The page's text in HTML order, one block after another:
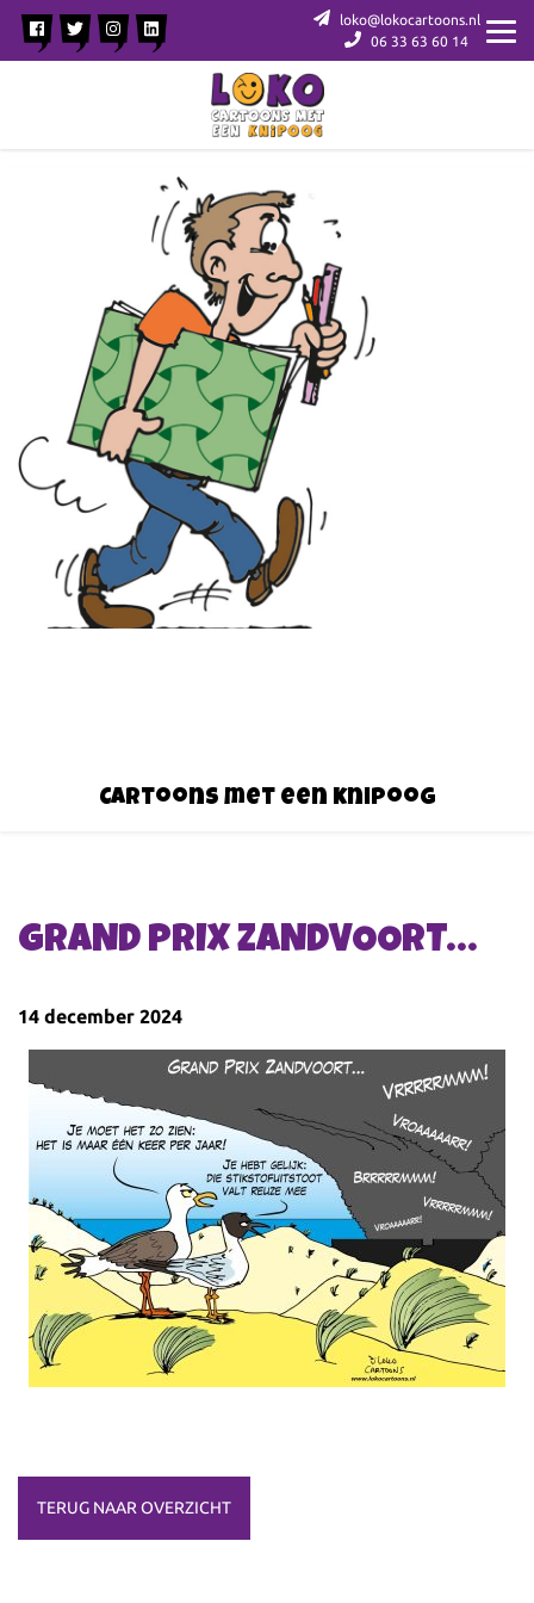
loko@lokocartoons.nl
06 33 63 60 14
Cartoons met een knipoog
GRAND PRIX ZANDVOORT…
14 december 2024
TERUG NAAR OVERZICHT